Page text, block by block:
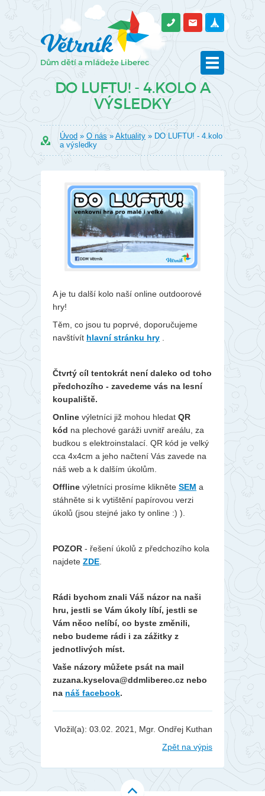
DO LUFTU! - 4.KOLO A
VÝSLEDKY
Úvod » O nás» Aktuality » DO LUFTU! - 4.kolo
a výsledky
A je tu další kolo naší online outdoorové
hry!
Těm, co jsou tu poprvé, doporučujeme
navštívít hlavní stránku hry
Čtvrtý cíl tentokrát není daleko od toho
předchozího - zavedeme vás na lesní
koupaliště.
Online výletníci již mohou hledat QR
kód na plechové garáži uvnitř areálu, za
budkou s elektroinstalací. QR kód je velký
cca 4x4cm a jeho načtení Vás zavede na
náš web a k dalším úkolům.
Offline výletníci prosíme klikněte SEM a
stáhněte si k vytištění papírovou verzi
úkolů (jsou stejné jako ty online :) ).
POZOR - řešení úkolů z předchozího kola
najdete ZDE
Rádi bychom znali Váš názor na naši
hru, jestli se Vám úkoly líbí, jestli se
Vám něco nelíbí, co byste změnili,
nebo budeme rádi i za zážitky z
jednotlivých míst.
Vaše názory můžete psát na mail
zuzana.kyselova@ddmliberec.cz nebo
na náš facebook.
Vložil(a): 03.02. 2021, Mgr. Ondřej Kuthan
Zpět na výpis